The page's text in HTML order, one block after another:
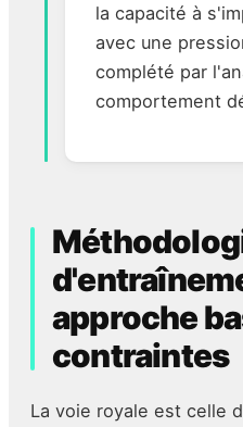
la capacité à
avec une
complété par
comportement
approche
contraintes
La voie royale est celle